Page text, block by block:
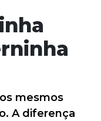
mesmos
A diferença